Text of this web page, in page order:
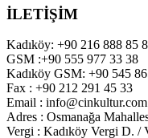
İLETİŞİM
Kadıköy: +90 216 888 85
GSM :+90 555 977 33 38
Kadıköy GSM: +90 545
Fax : +90 212 291 45 33
Email : info@cinkultur.com
Adres : Osmanağa
Vergi : Kadıköy Vergi D. /